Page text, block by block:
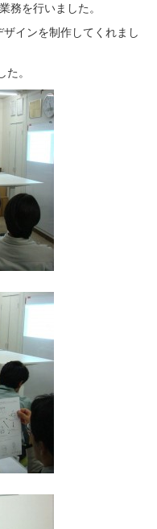
務を行いました。
インを制作してくれまし
。